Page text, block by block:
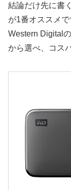
結論だけ先に書
が1番オススメで
Western Digitalの
から選べ、コス